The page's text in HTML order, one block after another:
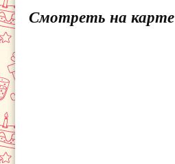
Смотреть на карте